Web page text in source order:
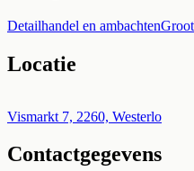
Detailhandel en ambachten
Locatie
+
−
Vismarkt 7, 2260, Westerlo
Contactgegevens